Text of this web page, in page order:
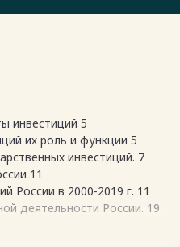
инвестиций 5
их роль и функции 5
инвестиций. 7
11
России в 2000-2019 г. 11
деятельности России. 19